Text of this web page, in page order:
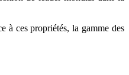
à ces propriétés, la gamme des